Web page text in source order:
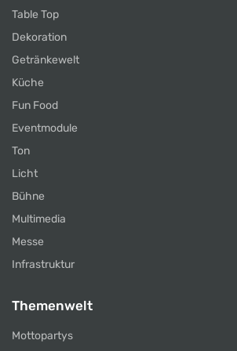
Table Top
Dekoration
Getränkewelt
Küche
Fun Food
Eventmodule
Ton
Licht
Bühne
Multimedia
Messe
Infrastruktur
Themenwelt
Mottopartys